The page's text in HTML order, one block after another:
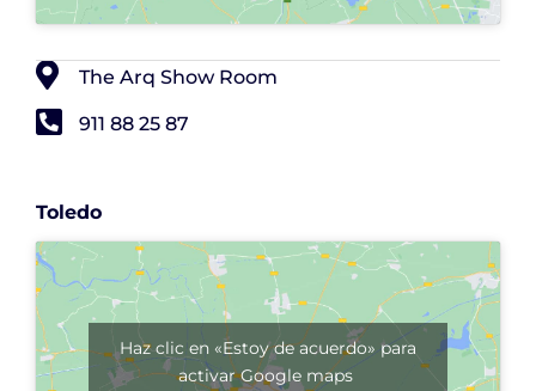
The Arq Show Room
911 88 25 87
Toledo
Haz clic en «Estoy de acuerdo» para
activar Google maps